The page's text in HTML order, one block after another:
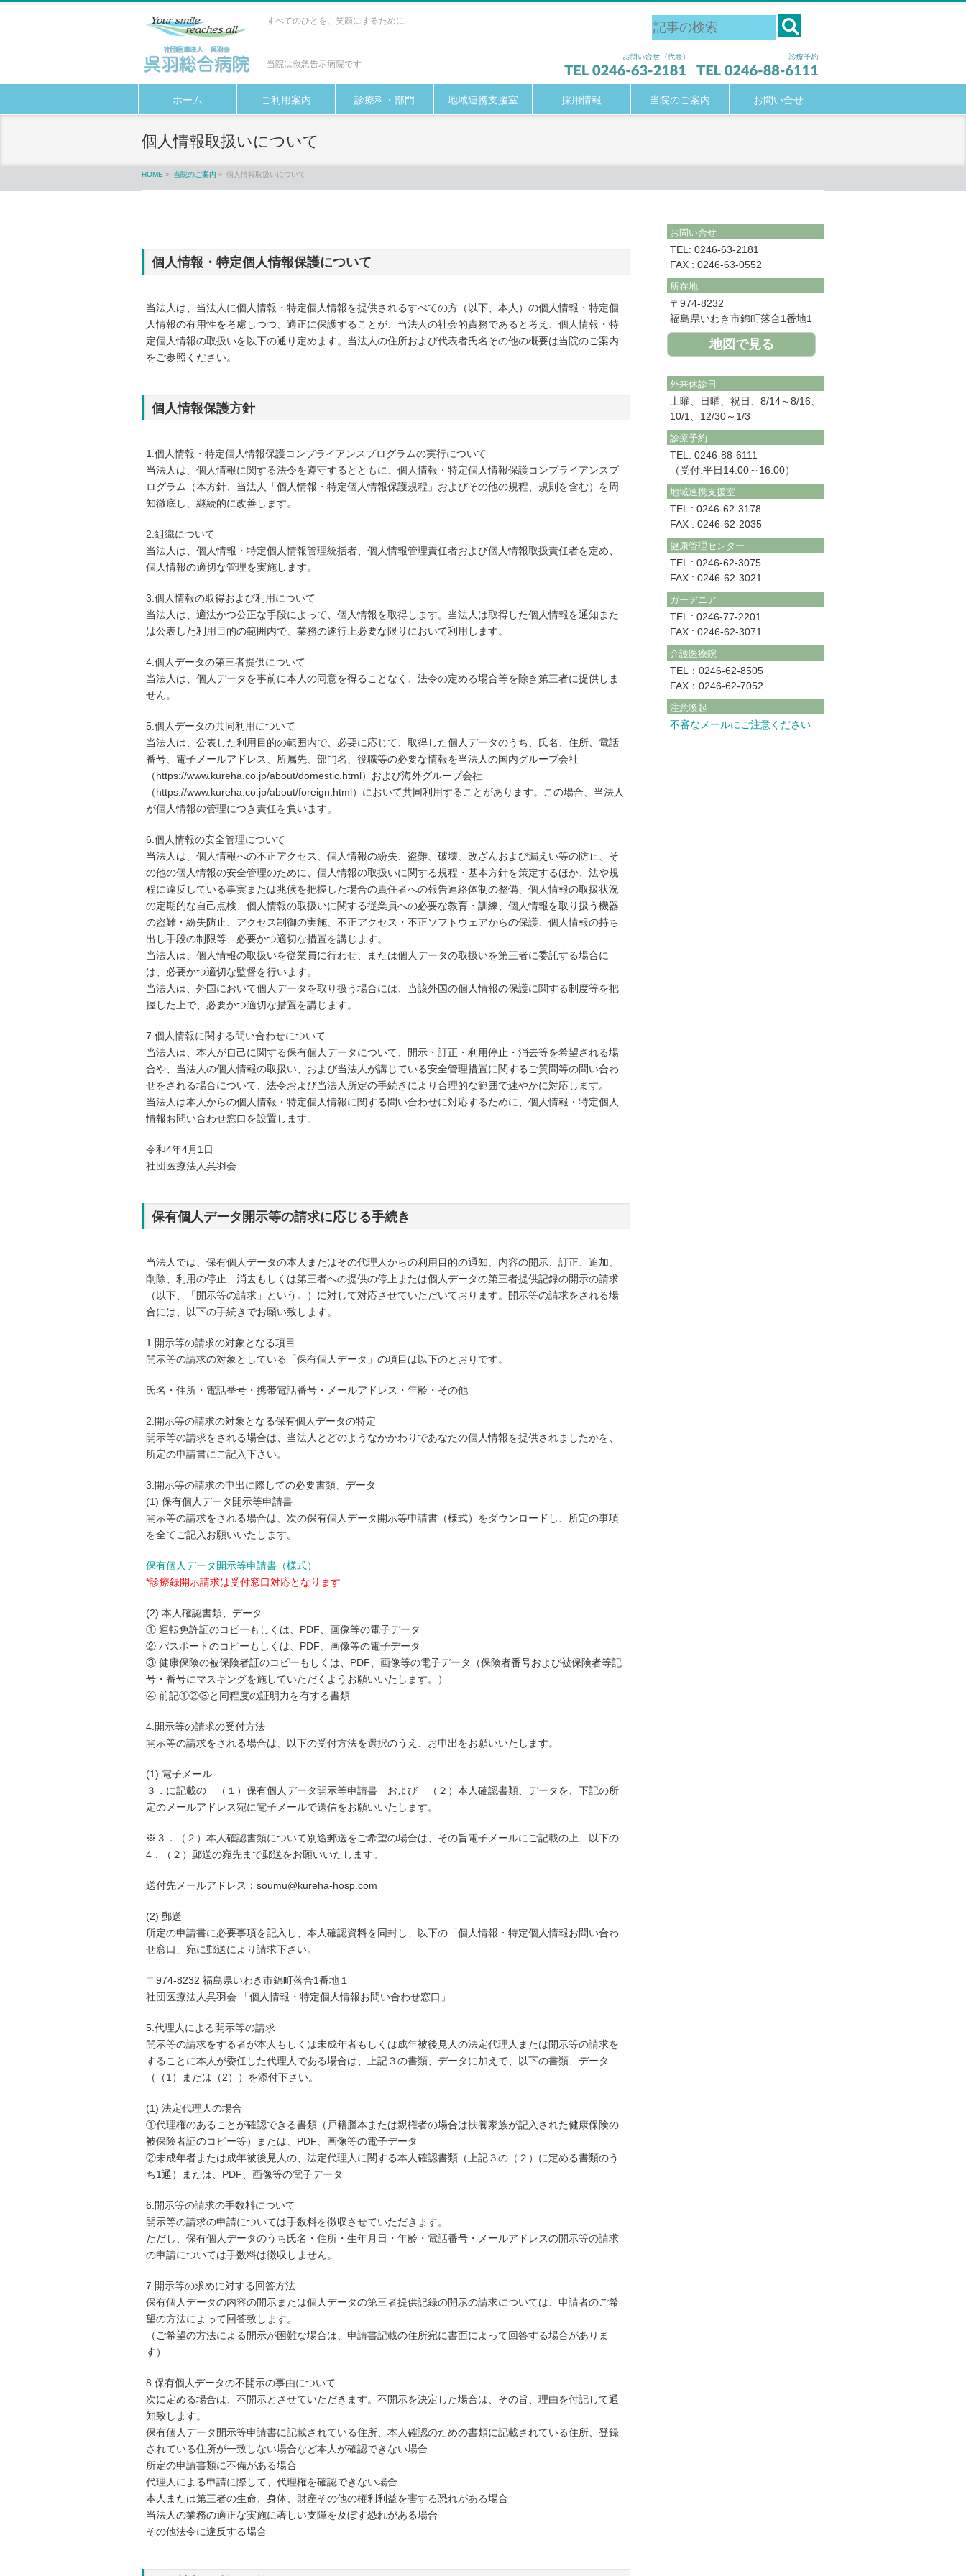
すべてのひとを、笑顔にするために
当院は救急告示病院です
ホーム ご利用案内 診療科・部門 地域連携支援室 採用情報 当院のご案内 お問い合せ
個人情報取扱いについて
HOME » 当院のご案内 » 個人情報取扱いについて
個人情報・特定個人情報保護について
当法人は、当法人に個人情報・特定個人情報を提供されるすべての方（以下、本人）の個人情報・特定個
人情報の有用性を考慮しつつ、適正に保護することが、当法人の社会的責務であると考え、個人情報・特
定個人情報の取扱いを以下の通り定めます。当法人の住所および代表者氏名その他の概要は当院のご案内
をご参照ください。
個人情報保護方針
1.個人情報・特定個人情報保護コンプライアンスプログラムの実行について
当法人は、個人情報に関する法令を遵守するとともに、個人情報・特定個人情報保護コンプライアンスプ
ログラム（本方針、当法人「個人情報・特定個人情報保護規程」およびその他の規程、規則を含む）を周
知徹底し、継続的に改善します。
2.組織について
当法人は、個人情報・特定個人情報管理統括者、個人情報管理責任者および個人情報取扱責任者を定め、
個人情報の適切な管理を実施します。
3.個人情報の取得および利用について
当法人は、適法かつ公正な手段によって、個人情報を取得します。当法人は取得した個人情報を通知また
は公表した利用目的の範囲内で、業務の遂行上必要な限りにおいて利用します。
4.個人データの第三者提供について
当法人は、個人データを事前に本人の同意を得ることなく、法令の定める場合等を除き第三者に提供しま
せん。
5.個人データの共同利用について
当法人は、公表した利用目的の範囲内で、必要に応じて、取得した個人データのうち、氏名、住所、電話
番号、電子メールアドレス、所属先、部門名、役職等の必要な情報を当法人の国内グループ会社
（https://www.kureha.co.jp/about/domestic.html）および海外グループ会社
（https://www.kureha.co.jp/about/foreign.html）において共同利用することがあります。この場合、当法人
が個人情報の管理につき責任を負います。
6.個人情報の安全管理について
当法人は、個人情報への不正アクセス、個人情報の紛失、盗難、破壊、改ざんおよび漏えい等の防止、そ
の他の個人情報の安全管理のために、個人情報の取扱いに関する規程・基本方針を策定するほか、法や規
程に違反している事実または兆候を把握した場合の責任者への報告連絡体制の整備、個人情報の取扱状況
の定期的な自己点検、個人情報の取扱いに関する従業員への必要な教育・訓練、個人情報を取り扱う機器
の盗難・紛失防止、アクセス制御の実施、不正アクセス・不正ソフトウェアからの保護、個人情報の持ち
出し手段の制限等、必要かつ適切な措置を講じます。
当法人は、個人情報の取扱いを従業員に行わせ、または個人データの取扱いを第三者に委託する場合に
は、必要かつ適切な監督を行います。
当法人は、外国において個人データを取り扱う場合には、当該外国の個人情報の保護に関する制度等を把
握した上で、必要かつ適切な措置を講じます。
7.個人情報に関する問い合わせについて
当法人は、本人が自己に関する保有個人データについて、開示・訂正・利用停止・消去等を希望される場
合や、当法人の個人情報の取扱い、および当法人が講じている安全管理措置に関するご質問等の問い合わ
せをされる場合について、法令および当法人所定の手続きにより合理的な範囲で速やかに対応します。
当法人は本人からの個人情報・特定個人情報に関する問い合わせに対応するために、個人情報・特定個人
情報お問い合わせ窓口を設置します。
令和4年4月1日
社団医療法人呉羽会
保有個人データ開示等の請求に応じる手続き
当法人では、保有個人データの本人またはその代理人からの利用目的の通知、内容の開示、訂正、追加、
削除、利用の停止、消去もしくは第三者への提供の停止または個人データの第三者提供記録の開示の請求
（以下、「開示等の請求」という。）に対して対応させていただいております。開示等の請求をされる場
合には、以下の手続きでお願い致します。
1.開示等の請求の対象となる項目
開示等の請求の対象としている「保有個人データ」の項目は以下のとおりです。
氏名・住所・電話番号・携帯電話番号・メールアドレス・年齢・その他
2.開示等の請求の対象となる保有個人データの特定
開示等の請求をされる場合は、当法人とどのようなかかわりであなたの個人情報を提供されましたかを、
所定の申請書にご記入下さい。
3.開示等の請求の申出に際しての必要書類、データ
(1) 保有個人データ開示等申請書
開示等の請求をされる場合は、次の保有個人データ開示等申請書（様式）をダウンロードし、所定の事項
を全てご記入お願いいたします。
保有個人データ開示等申請書（様式）
*診療録開示請求は受付窓口対応となります
(2) 本人確認書類、データ
① 運転免許証のコピーもしくは、PDF、画像等の電子データ
② パスポートのコピーもしくは、PDF、画像等の電子データ
③ 健康保険の被保険者証のコピーもしくは、PDF、画像等の電子データ（保険者番号および被保険者等記
号・番号にマスキングを施していただくようお願いいたします。）
④ 前記①②③と同程度の証明力を有する書類
4.開示等の請求の受付方法
開示等の請求をされる場合は、以下の受付方法を選択のうえ、お申出をお願いいたします。
(1) 電子メール
３．に記載の （１）保有個人データ開示等申請書 および （２）本人確認書類、データを、下記の所
定のメールアドレス宛に電子メールで送信をお願いいたします。
※３．（２）本人確認書類について別途郵送をご希望の場合は、その旨電子メールにご記載の上、以下の
4．（２）郵送の宛先まで郵送をお願いいたします。
送付先メールアドレス：soumu@kureha-hosp.com
(2) 郵送
所定の申請書に必要事項を記入し、本人確認資料を同封し、以下の「個人情報・特定個人情報お問い合わ
せ窓口」宛に郵送により請求下さい。
〒974-8232 福島県いわき市錦町落合1番地１
社団医療法人呉羽会 「個人情報・特定個人情報お問い合わせ窓口」
5.代理人による開示等の請求
開示等の請求をする者が本人もしくは未成年者もしくは成年被後見人の法定代理人または開示等の請求を
することに本人が委任した代理人である場合は、上記３の書類、データに加えて、以下の書類、データ
（（1）または（2））を添付下さい。
(1) 法定代理人の場合
①代理権のあることが確認できる書類（戸籍謄本または親権者の場合は扶養家族が記入された健康保険の
被保険者証のコピー等）または、PDF、画像等の電子データ
②未成年者または成年被後見人の、法定代理人に関する本人確認書類（上記３の（２）に定める書類のう
ち1通）または、PDF、画像等の電子データ
6.開示等の請求の手数料について
開示等の請求の申請については手数料を徴収させていただきます。
ただし、保有個人データのうち氏名・住所・生年月日・年齢・電話番号・メールアドレスの開示等の請求
の申請については手数料は徴収しません。
7.開示等の求めに対する回答方法
保有個人データの内容の開示または個人データの第三者提供記録の開示の請求については、申請者のご希
望の方法によって回答致します。
（ご希望の方法による開示が困難な場合は、申請書記載の住所宛に書面によって回答する場合がありま
す）
8.保有個人データの不開示の事由について
次に定める場合は、不開示とさせていただきます。不開示を決定した場合は、その旨、理由を付記して通
知致します。
保有個人データ開示等申請書に記載されている住所、本人確認のための書類に記載されている住所、登録
されている住所が一致しない場合など本人が確認できない場合
所定の申請書類に不備がある場合
代理人による申請に際して、代理権を確認できない場合
本人または第三者の生命、身体、財産その他の権利利益を害する恐れがある場合
当法人の業務の適正な実施に著しい支障を及ぼす恐れがある場合
その他法令に違反する場合
お問い合せ
TEL: 0246-63-2181
FAX : 0246-63-0552
所在地
〒974-8232
福島県いわき市錦町落合1番地1
地図で見る
外来休診日
土曜、日曜、祝日、8/14～8/16、
10/1、12/30～1/3
診療予約
TEL: 0246-88-6111
（受付:平日14:00～16:00）
地域連携支援室
TEL : 0246-62-3178
FAX : 0246-62-2035
健康管理センター
TEL : 0246-62-3075
FAX : 0246-62-3021
ガーデニア
TEL : 0246-77-2201
FAX : 0246-62-3071
介護医療院
TEL：0246-62-8505
FAX：0246-62-7052
注意喚起
不審なメールにご注意ください